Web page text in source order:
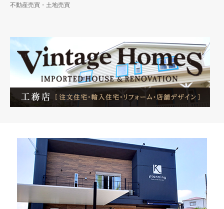
不動産売買・土地売買